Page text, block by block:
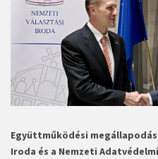
Együttműködési
Iroda és a Nemzeti